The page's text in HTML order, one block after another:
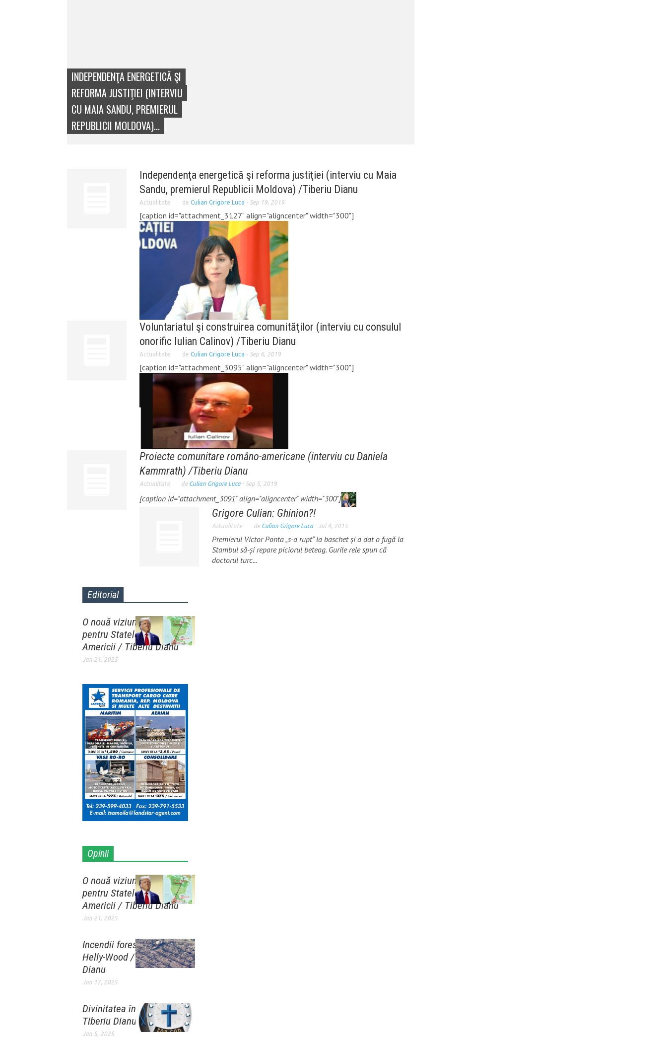
INDEPENDENŢA ENERGETICĂ ŞI
REFORMA JUSTIŢIEI (INTERVIU
CU MAIA SANDU, PREMIERUL
REPUBLICII MOLDOVA)...
Independenţa energetică şi reforma justiţiei (interviu cu Maia
Sandu, premierul Republicii Moldova) /Tiberiu Dianu
Actualitate de Culian Grigore Luca - Sep 19, 2019
[caption id="attachment_3127" align="aligncenter" width="300"]
Voluntariatul şi construirea comunităţilor (interviu cu consulul
onorific Iulian Calinov) /Tiberiu Dianu
Actualitate de Culian Grigore Luca - Sep 6, 2019
[caption id="attachment_3095" align="aligncenter" width="300"]
Proiecte comunitare româno-americane (interviu cu Daniela
Kammrath) /Tiberiu Dianu
Actualitate de Culian Grigore Luca - Sep 5, 2019
[caption id="attachment_3091" align="aligncenter" width="300"]
Grigore Culian: Ghinion?!
Actualitate de Culian Grigore Luca - Jul 4, 2015
Premierul Victor Ponta „s-a rupt“ la baschet și a dat o fugă la
Stambul să-și repare piciorul beteag. Gurile rele spun că
doctorul turc...
Editorial
O nouă viziune teritorială
pentru Statele Unite ale
Americii / Tiberiu Dianu
Jan 21, 2025
Opinii
O nouă viziune teritorială
pentru Statele Unite ale
Americii / Tiberiu Dianu
Jan 21, 2025
Incendii forestiere în
Helly-Wood / Tiberiu
Dianu
Jan 17, 2025
Divinitatea în sport /
Tiberiu Dianu
Jan 5, 2025